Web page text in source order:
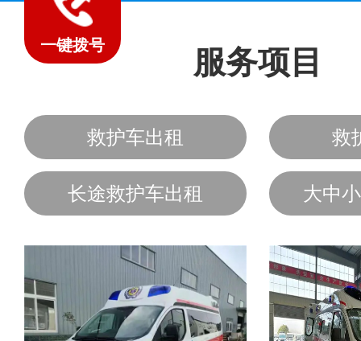
服务项目
救护车出租 救
长途救护车出租 大中
一键拨号